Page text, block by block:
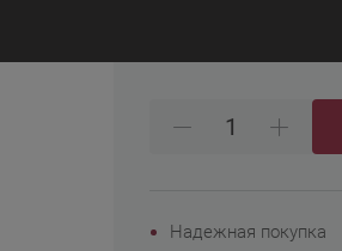
Надежная покупка